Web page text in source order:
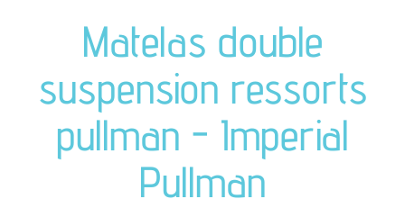
meubles de complément
chambres et dressing
Matelas double
suspension ressorts
pullman - Imperial
Pullman